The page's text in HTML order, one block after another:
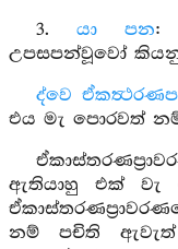
3.යා පන:
උපසපන්වූවෝ කියනු
ද්වෙ
එය මැ පොරවත්
ඇතියාහු එක්
නම් පචිති ඇවැත්